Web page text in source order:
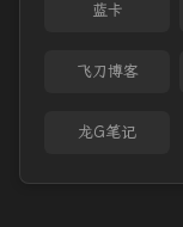
蓝卡
飞刀博客
龙G笔记